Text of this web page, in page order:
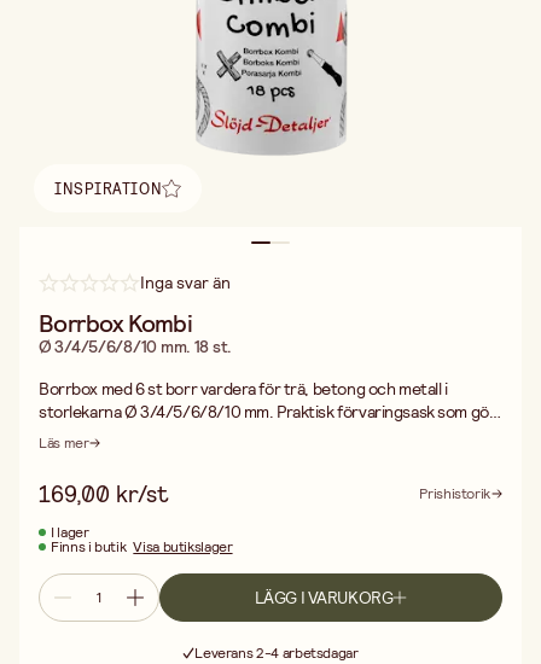
INSPIRATION
Hitta inspiration
Inga svar än
Borrbox Kombi
Ø 3/4/5/6/8/10 mm. 18 st.
Borrbox med 6 st borr vardera för trä, betong och metall i
storlekarna Ø 3/4/5/6/8/10 mm. Praktisk förvaringsask som gör
det lätt att hitta rätt borr när du behöver. Med den här boxen
på.
Läs mer
169,00 kr/st
Prishistorik
I lager
Finns i butik Visa butikslager
LÄGG I VARUKORG
Leverans 2-4 arbetsdagar